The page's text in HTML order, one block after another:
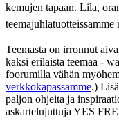
kemujen tapaan. Lila,
Teemasta on irronnut
kaksi erilaista teemaa -
foorumilla vähän
verkkokapassamme.)
paljon ohjeita ja
askartelujuttuja YES